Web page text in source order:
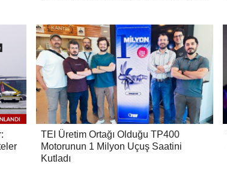
TEI Üretim Ortağı Olduğu TP400
Motorunun 1 Milyon Uçuş Saatini
Kutladı